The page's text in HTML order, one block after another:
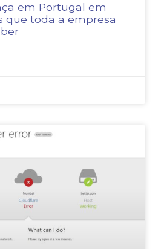
em Portugal em
que toda a empresa